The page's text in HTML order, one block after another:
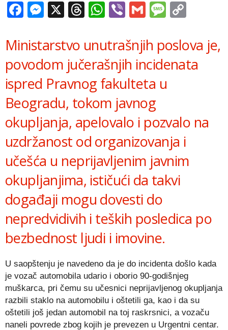
Facebook
Messenger
X Threads
WhatsApp
ViberGmail
Ministarstvo unutrašnjih poslova je,
povodom jučerašnjih incidenata
ispred Pravnog fakulteta u
Beogradu, tokom javnog
okupljanja, apelovalo i pozvalo na
uzdržanost od organizovanja i
učešća u neprijavljenim javnim
okupljanjima, ističući da takvi
događaji mogu dovesti do
nepredvidivih i teških posledica po
bezbednost ljudi i imovine.
U saopštenju je navedeno da je do incidenta došlo kada
je vozač automobila udario i oborio 90-godišnjeg
muškarca, pri čemu su učesnici neprijavljenog okupljanja
razbili staklo na automobilu i oštetili ga, kao i da su
oštetili još jedan automobil na toj raskrsnici, a vozaču
naneli povrede zbog kojih je prevezen u Urgentni centar.